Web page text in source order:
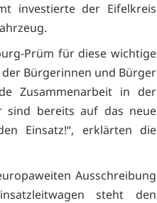
investierte der Eifelkreis
Prüm für diese wichtige
Bürgerinnen und Bürger
Zusammenarbeit in der
sind bereits auf das neue
Einsatz!“, erklärten die
Ausschreibung
steht den